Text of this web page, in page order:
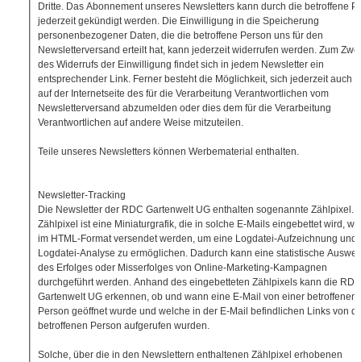
Dritte. Das Abonnement unseres Newsletters kann durch die betroffene
jederzeit gekündigt werden. Die Einwilligung in die Speicherung
personenbezogener Daten, die die betroffene Person uns für den
Newsletterversand erteilt hat, kann jederzeit widerrufen werden. Zum
des Widerrufs der Einwilligung findet sich in jedem Newsletter ein
entsprechender Link. Ferner besteht die Möglichkeit, sich jederzeit auch
auf der Internetseite des für die Verarbeitung Verantwortlichen vom
Newsletterversand abzumelden oder dies dem für die Verarbeitung
Verantwortlichen auf andere Weise mitzuteilen.
Teile unseres Newsletters können Werbematerial enthalten.
Newsletter-Tracking
Die Newsletter der RDC Gartenwelt UG enthalten sogenannte Zählpixel.
Zählpixel ist eine Miniaturgrafik, die in solche E-Mails eingebettet wird,
im HTML-Format versendet werden, um eine Logdatei-Aufzeichnung und
Logdatei-Analyse zu ermöglichen. Dadurch kann eine statistische
des Erfolges oder Misserfolges von Online-Marketing-Kampagnen
durchgeführt werden. Anhand des eingebetteten Zählpixels kann die RDC
Gartenwelt UG erkennen, ob und wann eine E-Mail von einer betroffenen
Person geöffnet wurde und welche in der E-Mail befindlichen Links von
betroffenen Person aufgerufen wurden.
Solche, über die in den Newslettern enthaltenen Zählpixel erhobenen